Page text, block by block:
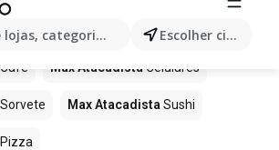
lojas, categorias,produtos... Escolher cidade
em Max Atacadista
Café Max Atacadista Celulares
Sorvete Max Atacadista Sushi
Pizza